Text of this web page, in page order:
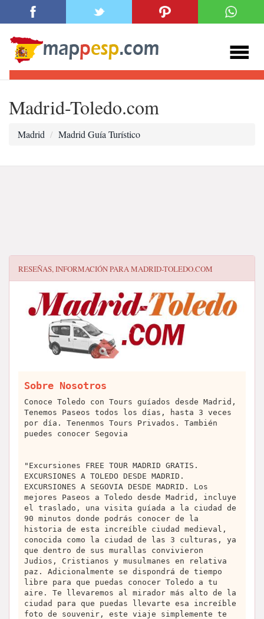
Madrid-Toledo.com
Madrid Madrid Guía Turístico
RESEÑAS, INFORMACIÓN PARAMADRID-TOLEDO.COM
Sobre Nosotros
Conoce Toledo con Tours guíados desde Madrid,
Tenemos Paseos todos los días, hasta 3 veces
por día. Tenenmos Tours Privados. También
puedes conocer Segovia
"Excursiones FREE TOUR MADRID GRATIS.
EXCURSIONES A TOLEDO DESDE MADRID.
EXCURSIONES A SEGOVIA DESDE MADRID. Los
mejores Paseos a Toledo desde Madrid, incluye
el traslado, una visita guíada a la ciudad de
90 minutos donde podrás conocer de la
historia de esta increíble ciudad medieval,
conocida como la ciudad de las 3 culturas, ya
que dentro de sus murallas convivieron
Judios, Cristianos y musulmanes en relativa
paz. Adicionalmente se dispondrá de tiempo
libre para que puedas conocer Toledo a tu
aire. Te llevaremos al mirador más alto de la
ciudad para que puedas llevarte esa increíble
foto de souvenir, este viaje simplemente te